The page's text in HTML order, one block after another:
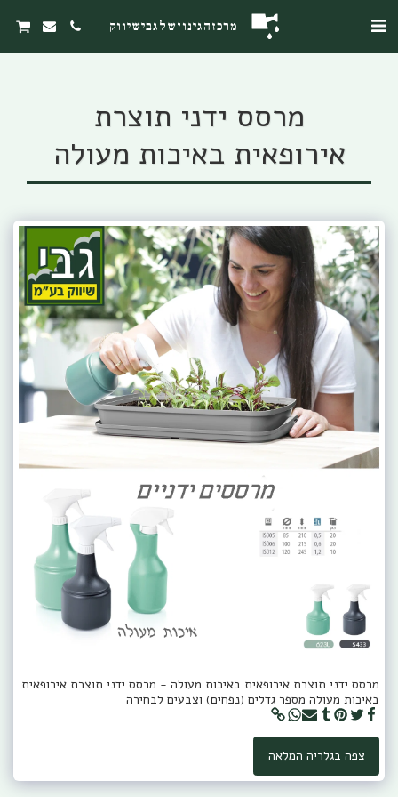
מרכז הגינון של גבי שיווק
מרסס ידני תוצרת
אירופאית באיכות מעולה
מרסס ידני תוצרת אירופאית באיכות מעולה - מרסס ידני תוצרת אירופאית
באיכות מעולה מספר גדלים (נפחים) וצבעים לבחירה
צפה בגלריה המלאה